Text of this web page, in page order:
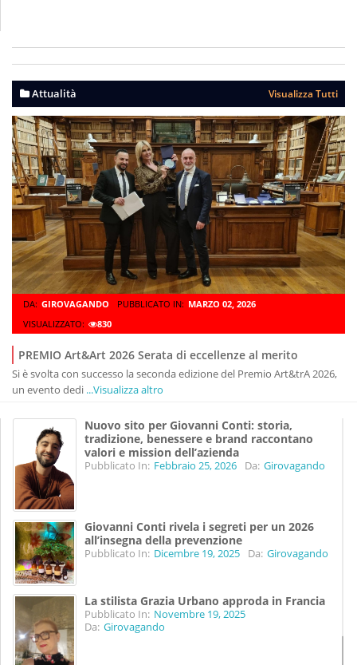
Attualità Visualizza Tutti
DA: GIROVAGANDO PUBBLICATO IN: MARZO 02, 2026
VISUALIZZATO:
830
PREMIO Art&Art 2026 Serata di eccellenze al merito
Si è svolta con successo la seconda edizione del Premio Art&trA 2026,
un evento dedi ...Visualizza altro
Nuovo sito per Giovanni Conti: storia,
tradizione, benessere e brand raccontano
valori e mission dell’azienda
Pubblicato In: Febbraio 25, 2026 Da: Girovagando
Giovanni Conti rivela i segreti per un 2026
all’insegna della prevenzione
Pubblicato In: Dicembre 19, 2025 Da: Girovagando
La stilista Grazia Urbano approda in Francia
Pubblicato In: Novembre 19, 2025
Da: Girovagando